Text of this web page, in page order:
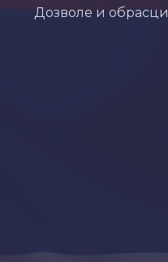
Дозволе и обрасци